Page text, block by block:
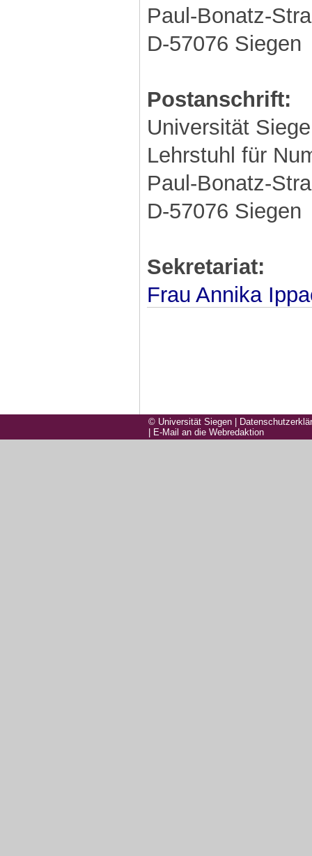
Paul-Bonatz-
D-57076 Siegen
Postanschrift:
Universität
Lehrstuhl für
Paul-Bonatz-
D-57076 Siegen
Sekretariat:
Frau Annika
© Universität Siegen|
E-Mail an die Webredaktion